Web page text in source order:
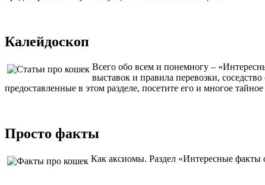
Калейдоскоп
Всего обо всем и понемногу –
выставок и правила перевозки,
предоставленные в этом разделе, посетите его и многое
Просто факты
Как аксиомы. Раздел «Интересные факты